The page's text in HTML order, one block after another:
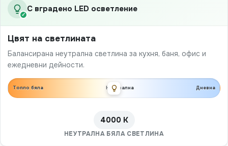
✓
С вградено LED осветление
Цвят на светлината
Балансирана неутрална светлина за кухня, баня, офис и
ежедневни дейности.
Топло бяла Неутрална Дневна
4000 K
НЕУТРАЛНА БЯЛА СВЕТЛИНА